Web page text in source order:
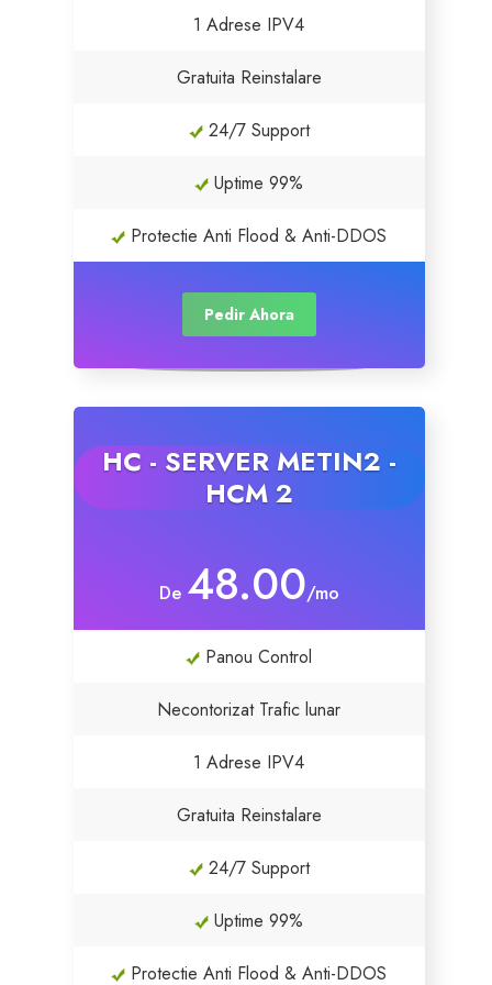
Licente WHMSonic
Licente cPanel WHM / WHMSonic
Aplicatii Mobil
Creador de sitios web
Seguridad del Sitio Web
SEO Tools
1 Adrese IPV4
Gratuita Reinstalare
24/7 Support
Uptime 99%
Protectie Anti Flood & Anti-DDOS
Pedir Ahora
HC - SERVER METIN2 -
HCM 2
De 48.00/mo
Panou Control
Necontorizat Trafic lunar
1 Adrese IPV4
Gratuita Reinstalare
24/7 Support
Uptime 99%
Protectie Anti Flood & Anti-DDOS